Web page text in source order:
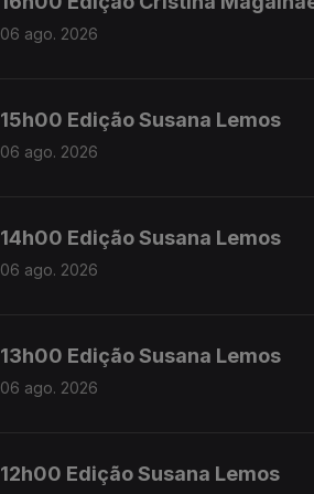
06 ago. 2026
15h00 Edição Susana Lemos
06 ago. 2026
14h00 Edição Susana Lemos
06 ago. 2026
13h00 Edição Susana Lemos
06 ago. 2026
12h00 Edição Susana Lemos